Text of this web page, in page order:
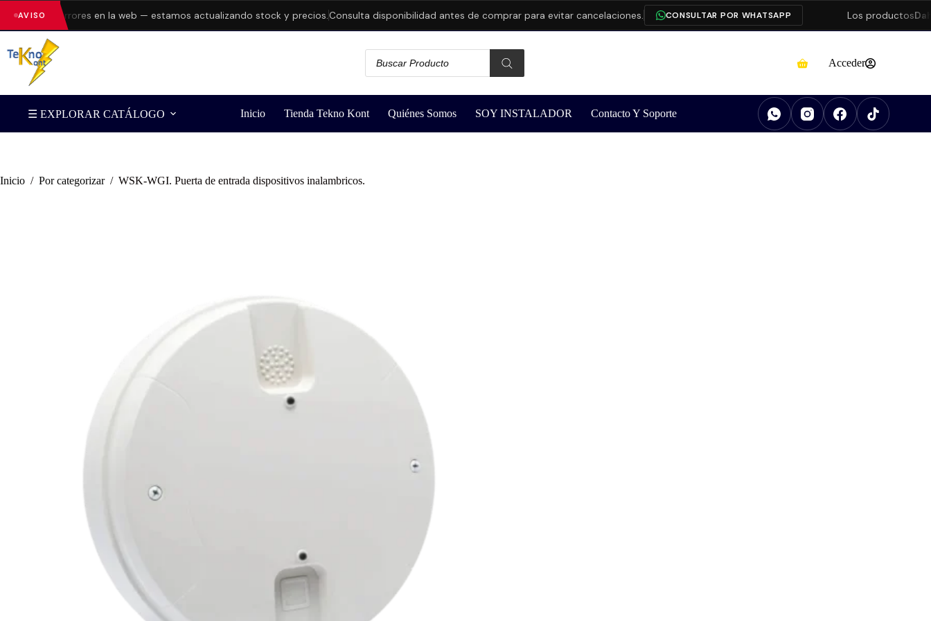
AVISOerrores en la web — estamos actualizando stock y precios.Consulta disponibilidad antes de comprar para evitar cancelaciones. CONSULTAR POR WHATSAPP Los productosDahua
Acceder
☰ EXPLORAR CATÁLOGO Inicio Tienda Tekno Kont Quiénes Somos SOY INSTALADOR Contacto Y Soporte
Inicio / Por categorizar / WSK-WGI. Puerta de entrada dispositivos inalambricos.